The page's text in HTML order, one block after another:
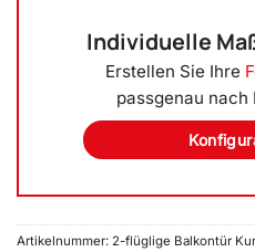
Individuelle
Erstellen Sie Ihre
passgenau nach
Artikelnummer: 2-flüglige Balkontür